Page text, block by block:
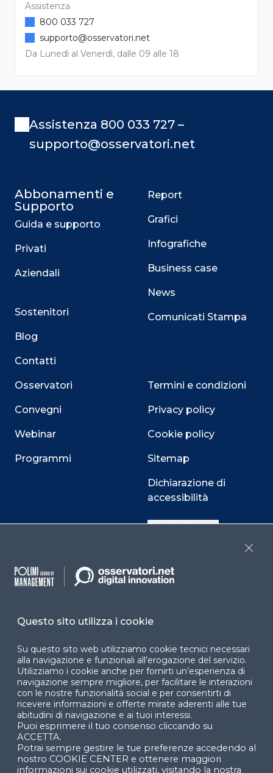
Assistenza
Da Lunedì al Venerdì, dalle 09 alle 18
800 033 727
supporto@osservatori.net
Assistenza 800 033 727 –
supporto@osservatori.net
Abbonamenti e
Supporto
Guida e supporto
Privati
Aziendali
Sostenitori
Blog
Contatti
Osservatori
Convegni
Webinar
Programmi
Report
Grafici
Infografiche
Business case
News
Comunicati Stampa
Termini e condizioni
Privacy policy
Cookie policy
Sitemap
Dichiarazione di
accessibilità
Cookie Center
Facebook LinkedIn
© 2024 Copyright © Politecnico di Milano Dipartimento
di Ingegneria Gestionale
Questo sito utilizza i cookie
Su questo sito web utilizziamo cookie tecnici necessari
alla navigazione e funzionali all’erogazione del servizio.
Utilizziamo i cookie anche per fornirti un’esperienza di
navigazione sempre migliore, per facilitare le interazioni
con le nostre funzionalità social e per consentirti di
ricevere informazioni e offerte mirate aderenti alle tue
abitudini di navigazione e ai tuoi interessi.
Puoi esprimere il tuo consenso cliccando su
ACCETTA.
Potrai sempre gestire le tue preferenze accedendo al
nostro COOKIE CENTER e ottenere maggiori
informazioni sui cookie utilizzati, visitando la nostra